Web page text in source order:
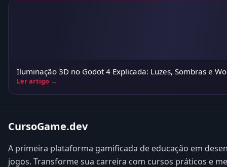
Iluminação 3D no Godot 4 Explicada: Luzes, Sombras e
Ler artigo →
CursoGame.dev
A primeira plataforma gamificada de educação em
jogos. Transforme sua carreira com cursos práticos e